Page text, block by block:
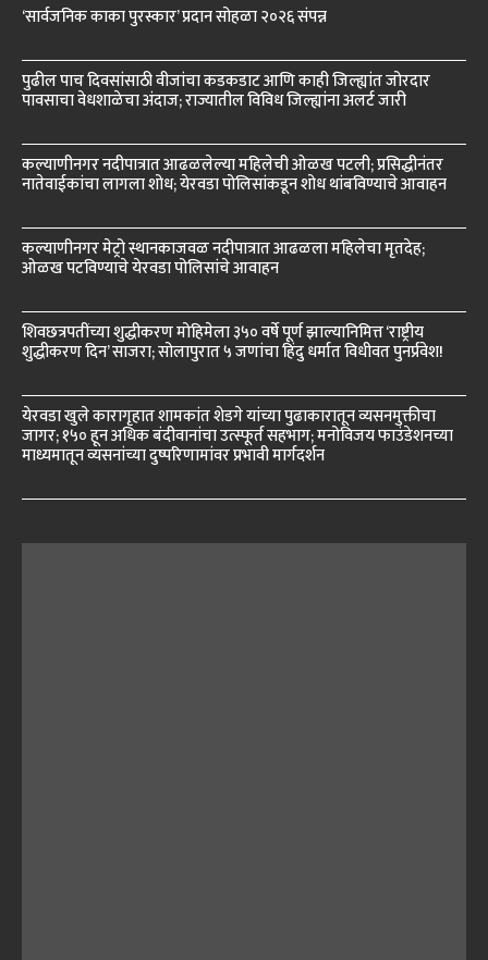
‘सार्वजनिक काका पुरस्कार’ प्रदान सोहळा २०२६ संपन्न
पुढील पाच दिवसांसाठी वीजांचा कडकडाट आणि काही जिल्ह्यांत जोरदार
पावसाचा वेधशाळेचा अंदाज; राज्यातील विविध जिल्ह्यांना अलर्ट जारी
कल्याणीनगर नदीपात्रात आढळलेल्या महिलेची ओळख पटली; प्रसिद्धीनंतर
नातेवाईकांचा लागला शोध; येरवडा पोलिसांकडून शोध थांबविण्याचे आवाहन
कल्याणीनगर मेट्रो स्थानकाजवळ नदीपात्रात आढळला महिलेचा मृतदेह;
ओळख पटविण्याचे येरवडा पोलिसांचे आवाहन
शिवछत्रपतींच्या शुद्धीकरण मोहिमेला ३५० वर्षे पूर्ण झाल्यानिमित्त ‘राष्ट्रीय
शुद्धीकरण दिन’ साजरा; सोलापुरात ५ जणांचा हिंदु धर्मात विधीवत पुनर्प्रवेश!
येरवडा खुले कारागृहात शामकांत शेडगे यांच्या पुढाकारातून व्यसनमुक्तीचा
जागर; १५० हून अधिक बंदीवानांचा उत्स्फूर्त सहभाग; मनोविजय फाउंडेशनच्या
माध्यमातून व्यसनांच्या दुष्परिणामांवर प्रभावी मार्गदर्शन